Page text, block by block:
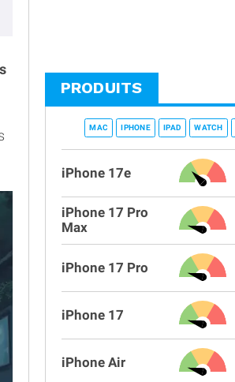
PRODUITS
MAC IPHONE IPAD WATCH
iPhone 17e
iPhone 17 Pro
Max
iPhone 17 Pro
iPhone 17
iPhone Air